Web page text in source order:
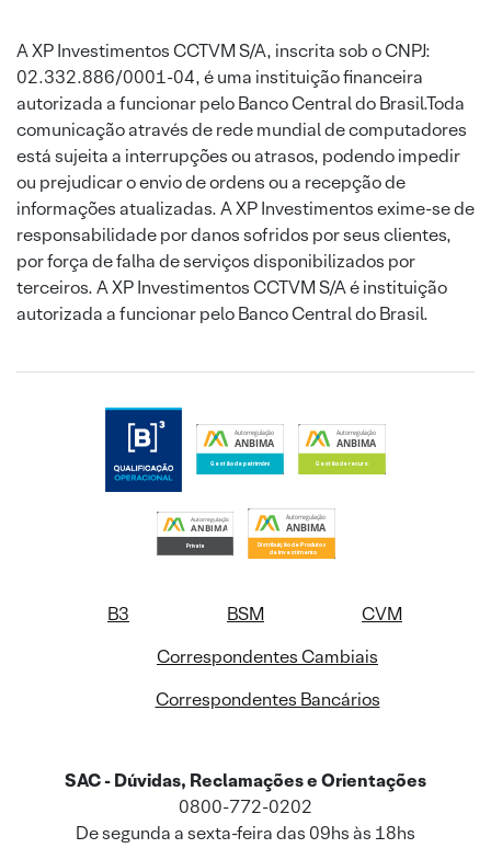
A XP Investimentos CCTVM S/A, inscrita sob o CNPJ:
02.332.886/0001-04, é uma instituição financeira
autorizada a funcionar pelo Banco Central do Brasil.Toda
comunicação através de rede mundial de computadores
está sujeita a interrupções ou atrasos, podendo impedir
ou prejudicar o envio de ordens ou a recepção de
informações atualizadas. A XP Investimentos exime-se de
responsabilidade por danos sofridos por seus clientes,
por força de falha de serviços disponibilizados por
terceiros. A XP Investimentos CCTVM S/A é instituição
autorizada a funcionar pelo Banco Central do Brasil.
B3 BSM
CVM
Correspondentes Cambiais
Correspondentes Bancários
SAC - Dúvidas, Reclamações e Orientações
0800-772-0202
De segunda a sexta-feira das 09hs às 18hs